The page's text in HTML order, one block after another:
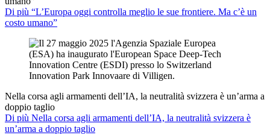
Di più “L’Europa oggi controlla meglio le sue frontiere. Ma c’è un
costo umano”
Nella corsa agli armamenti dell’IA, la neutralità svizzera è un’arma a
doppio taglio
Di più Nella corsa agli armamenti dell’IA, la neutralità svizzera è
un’arma a doppio taglio